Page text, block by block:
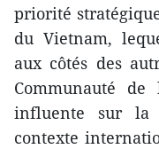
priorité
du Vietnam,
aux côtés des
Communauté
influente sur la
contexte